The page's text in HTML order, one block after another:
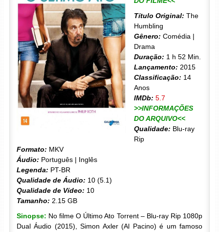
Título Original: The
Humbling
Gênero: Comédia |
Drama
Duração: 1 h 52 Min.
Lançamento: 2015
Classificação: 14
Anos
IMDb: 5.7
>>INFORMAÇÕES
DO ARQUIVO<<
Qualidade: Blu-ray
Rip
Formato: MKV
Áudio: Português | Inglês
Legenda: PT-BR
Qualidade de Áudio: 10 (5.1)
Qualidade de Vídeo: 10
Tamanho: 2.15 GB
Sinopse: No filme O Último Ato Torrent – Blu-ray Rip 1080p
Dual Áudio (2015), Simon Axler (Al Pacino) é um famoso